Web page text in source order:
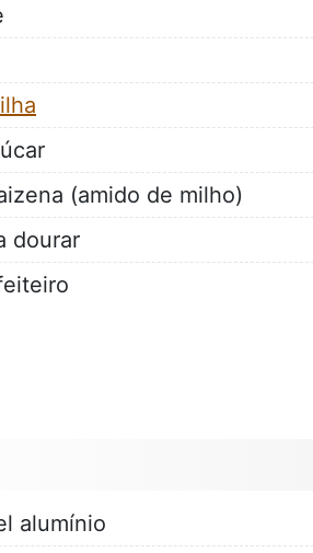
(amido de milho)
dourar
alumínio